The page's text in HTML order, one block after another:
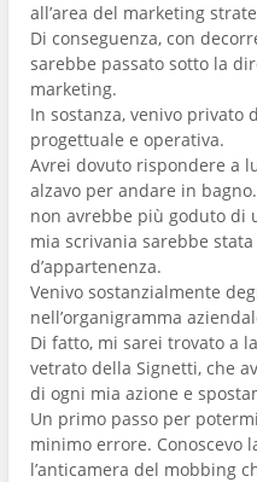
all’area del marketing
Di conseguenza, con
sarebbe passato sotto la
marketing.
In sostanza, venivo privato
progettuale e operativa.
Avrei dovuto rispondere a
alzavo per andare in
non avrebbe più goduto di
mia scrivania sarebbe
d’appartenenza.
Venivo sostanzialmente
nell’organigramma
Di fatto, mi sarei trovato a
vetrato della Signetti, che
di ogni mia azione e
Un primo passo per
minimo errore. Conoscevo
l’anticamera del mobbing